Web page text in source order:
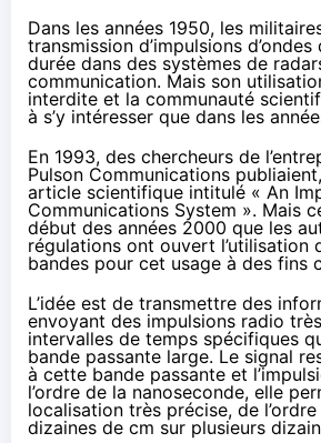
Dans les années 1950, les
transmission d’impulsions
durée dans des systèmes de
communication. Mais son
interdite et la communauté
à s’y intéresser que dans les
En 1993, des chercheurs de
Pulson Communications
article scientifique intitulé « An
Communications System ». Mais ce
début des années 2000 que les
régulations ont ouvert l’utilisation
bandes pour cet usage à des fins
L’idée est de transmettre des
envoyant des impulsions radio
intervalles de temps spécifiques
bande passante large. Le signal
à cette bande passante et
l’ordre de la nanoseconde, elle
localisation très précise, de
dizaines de cm sur plusieurs